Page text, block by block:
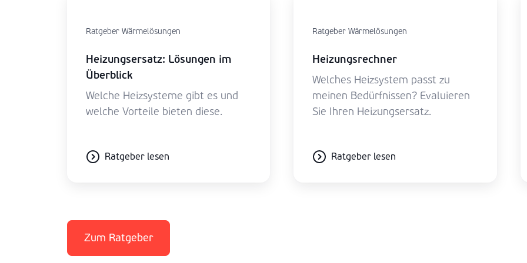
Ratgeber Wärmelösungen
Heizungsersatz: Lösungen im
Überblick
Welche Heizsysteme gibt es und
welche Vorteile bieten diese.
Ratgeber lesen
Ratgeber Wärmelösungen
Heizungsrechner
Welches Heizsystem passt zu
meinen Bedürfnissen? Evaluieren
Sie Ihren Heizungsersatz.
Ratgeber lesen
Zum Ratgeber